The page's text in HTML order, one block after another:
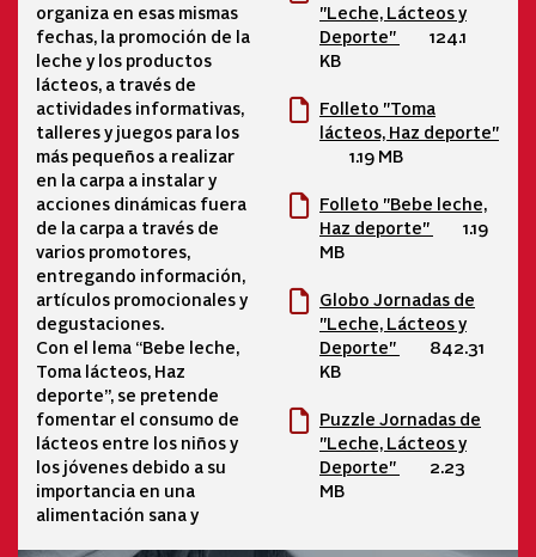
organiza en esas mismas
fechas, la promoción de la
leche y los productos
lácteos, a través de
actividades informativas,
talleres y juegos para los
más pequeños a realizar
en la carpa a instalar y
acciones dinámicas fuera
de la carpa a través de
varios promotores,
entregando información,
artículos promocionales y
degustaciones.
Con el lema “Bebe leche,
Toma lácteos, Haz
deporte”, se pretende
fomentar el consumo de
lácteos entre los niños y
los jóvenes debido a su
importancia en una
alimentación sana y
"Leche, Lácteos y
Deporte"
124.1
KB
Folleto "Toma
lácteos, Haz deporte"
1.19 MB
Folleto "Bebe leche,
Haz deporte"
1.19
MB
Globo Jornadas de
"Leche, Lácteos y
Deporte"
842.31
KB
Puzzle Jornadas de
"Leche, Lácteos y
Deporte"
2.23
MB